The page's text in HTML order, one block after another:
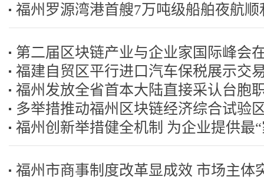
1亿
福州罗源湾港首艘7万吨级船舶夜航顺
第二届区块链产业与企业家国际峰会
福建自贸区平行进口汽车保税展示交
运营
福州发放全省首本大陆直接采认台胞
书
多举措推动福州区块链经济综合试验
效
福州创新举措健全机制 为企业提供最
福州市商事制度改革显成效 市场主体